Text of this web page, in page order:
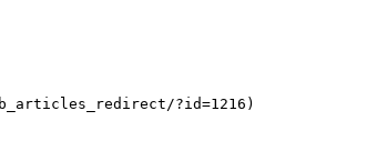
?id=1216)